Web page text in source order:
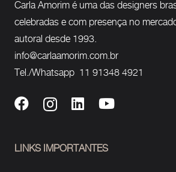
Carla Amorim é uma das designers
celebradas e com presença no
autoral desde 1993.
info@carlaamorim.com.br
Tel./Whatsapp 11 91348 4921
LINKS IMPORTANTES